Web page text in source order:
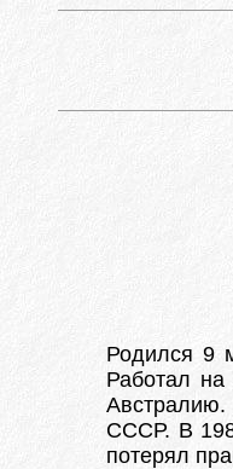
Родился 9
Работал
Австралию.
СССР. В
потерял